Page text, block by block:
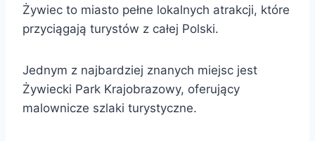
Żywiec to miasto pełne lokalnych atrakcji, które
przyciągają turystów z całej Polski.
Jednym z najbardziej znanych miejsc jest
Żywiecki Park Krajobrazowy, oferujący
malownicze szlaki turystyczne.